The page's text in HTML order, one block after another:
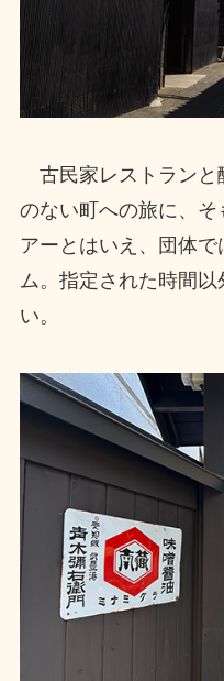
古民家レストランと
のない町への旅に、
アーとはいえ、団体
ム。指定された時間
い。